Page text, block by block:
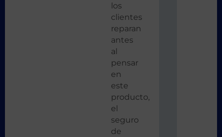
los
clientes
reparan
antes
al
pensar
en
este
producto,
el
seguro
de